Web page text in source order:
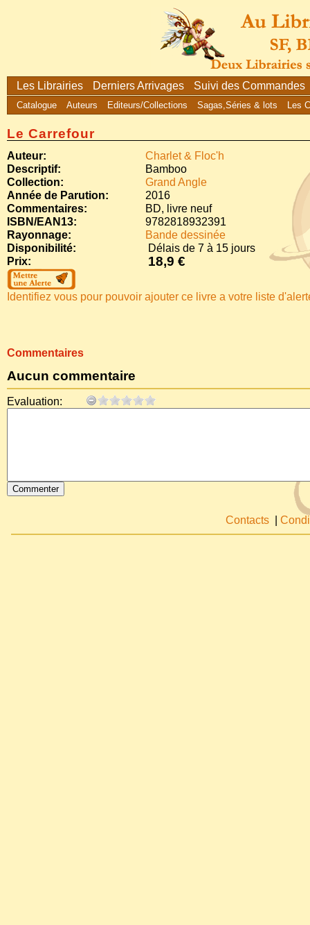
Les Librairies Derniers Arrivages Suivi des Commandes
Catalogue Auteurs Editeurs/Collections Sagas,Séries & lots Les
Le Carrefour
Auteur:
Charlet & Floc'h
Descriptif:
Bamboo
Collection:
Grand Angle
Année de Parution:
2016
Commentaires:
BD, livre neuf
ISBN/EAN13:
9782818932391
Rayonnage:
Bande dessinée
Disponibilité:
Délais de 7 à 15 jours
Prix:
18,9 €
Identifiez vous pour pouvoir ajouter ce livre a votre liste
Commentaires
Aucun commentaire
Evaluation:
Contacts |